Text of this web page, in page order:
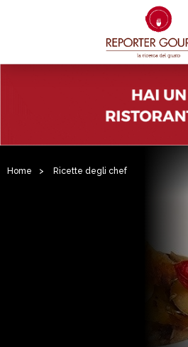
Home > Ricette degli chef